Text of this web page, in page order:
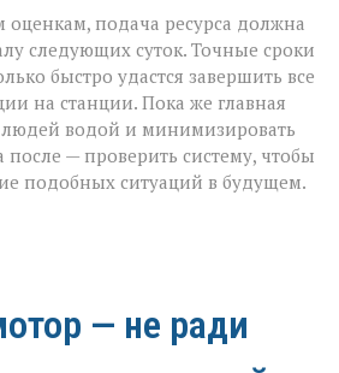
подача ресурса должна
следующих суток. Точные сроки
быстро удастся завершить все
на станции. Пока же главная
людей водой и минимизировать
после — проверить систему, чтобы
подобных ситуаций в будущем.
— не ради